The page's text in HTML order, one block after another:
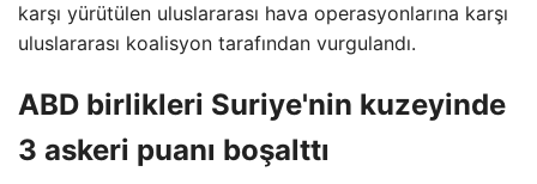
karşı yürütülen uluslararası hava operasyonlarına karşı
uluslararası koalisyon tarafından vurgulandı.
ABD birlikleri Suriye'nin kuzeyinde
3 askeri puanı boşalttı